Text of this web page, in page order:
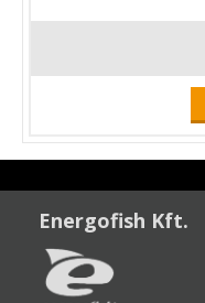
Energofish Kft.